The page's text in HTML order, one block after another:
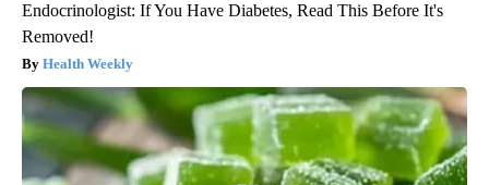
Endocrinologist: If You Have Diabetes, Read This Before It's
Removed!
Health Weekly